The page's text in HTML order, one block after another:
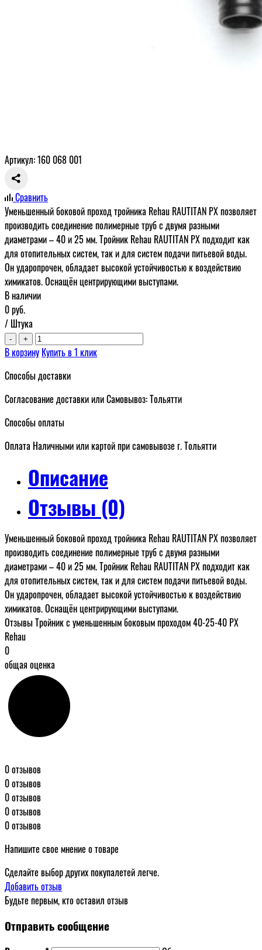
Артикул: 160 068 001
Сравнить
Уменьшенный боковой проход тройника Rehau RAUTITAN PX позволяет
производить соединение полимерные труб с двумя разными
диаметрами – 40 и 25 мм. Тройник Rehau RAUTITAN PX подходит как
для отопительных систем, так и для систем подачи питьевой воды.
Он ударопрочен, обладает высокой устойчивостью к воздействию
химикатов. Оснащён центрирующими выступами.
В наличии
0руб.
/ Штука
- +
В корзину Купить в 1 клик
Способы доставки
Согласование доставки или Самовывоз: Тольятти
Способы оплаты
Оплата Наличными или картой при самовывозе г. Тольятти
Описание
Отзывы (0)
Уменьшенный боковой проход тройника Rehau RAUTITAN PX позволяет
производить соединение полимерные труб с двумя разными
диаметрами – 40 и 25 мм. Тройник Rehau RAUTITAN PX подходит как
для отопительных систем, так и для систем подачи питьевой воды.
Он ударопрочен, обладает высокой устойчивостью к воздействию
химикатов. Оснащён центрирующими выступами.
Отзывы Тройник с уменьшенным боковым проходом 40-25-40 PX
Rehau
0
общая оценка
0 отзывов
0 отзывов
0 отзывов
0 отзывов
0 отзывов
Напишите свое мнение о товаре
Сделайте выбор других покупалетей легче.
Добавить отзыв
Будьте первым, кто оставил отзыв
Отправить сообщение